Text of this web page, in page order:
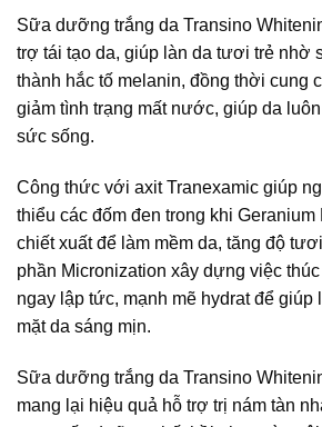
Sữa dưỡng trắng da Transino
trợ tái tạo da, giúp làn da tươi trẻ nhờ
thành hắc tố melanin, đồng thời cung
giảm tình trạng mất nước, giúp da
sức sống.
Công thức với axit Tranexamic giúp
thiểu các đốm đen trong khi Geranium
chiết xuất để làm mềm da, tăng độ
phần Micronization xây dựng việc
ngay lập tức, mạnh mẽ hydrat để giúp
mặt da sáng mịn.
Sữa dưỡng trắng da Transino
mang lại hiệu quả hỗ trợ trị nám tàn